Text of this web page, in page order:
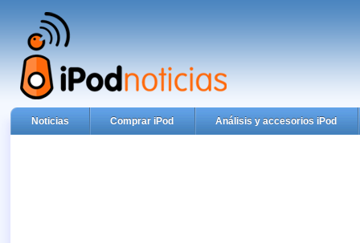
Noticias Comprar iPod Análisis y accesorios iPod